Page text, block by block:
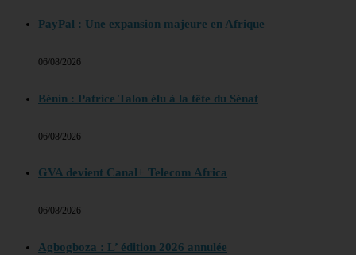
PayPal : Une expansion majeure en Afrique
06/08/2026
Bénin : Patrice Talon élu à la tête du Sénat
06/08/2026
GVA devient Canal+ Telecom Africa
06/08/2026
Agbogboza : L’ édition 2026 annulée